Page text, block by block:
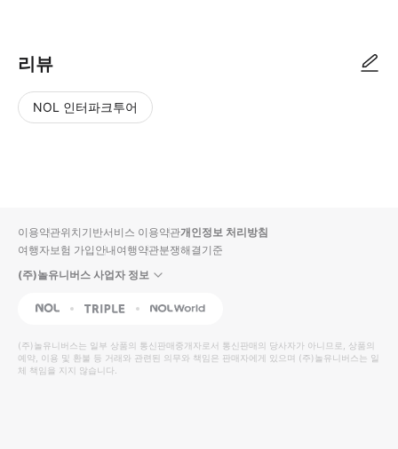
리뷰
NOL 인터파크투어
입니
다.
높
은
순
동
영
상
순
상
이용약관위치기반서비스 이용약관개인정보 처리방침
여행자보험 가입안내여행약관분쟁해결기준
(주)놀유니버스 사업자 정보
NOL Triple Interpark Global
(주)놀유니버스는 일부 상품의 통신판매중개자로서 통신판매의 당사자가 아니므로, 상품의
예약, 이용 및 환불 등 거래와 관련된 의무와 책임은 판매자에게 있으며 (주)놀유니버스는 일
체 책임을 지지 않습니다.